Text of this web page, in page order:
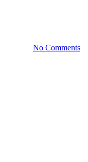
No Comments